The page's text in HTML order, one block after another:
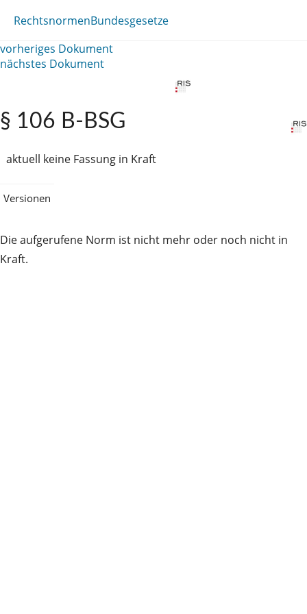
RechtsnormenBundesgesetze
vorheriges Dokument
nächstes Dokument
§ 106 B-BSG
aktuell keine Fassung in Kraft
Versionen
Die aufgerufene Norm ist nicht mehr oder noch nicht in
Kraft.